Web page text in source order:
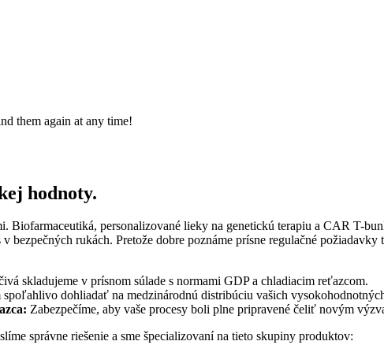
them again at any time!
hodnoty.
Biofarmaceutiká, personalizované lieky na genetickú terapiu a CAR T-
rukách. Pretože dobre poznáme prísne regulačné
skladujeme v prísnom súlade s normami GDP a chladiacim reťazcom.
spoľahlivo dohliadať na medzinárodnú distribúciu vašich
Zabezpečíme, aby vaše procesy boli plne pripravené čeliť novým
správne riešenie a sme špecializovaní na tieto skupiny produktov: